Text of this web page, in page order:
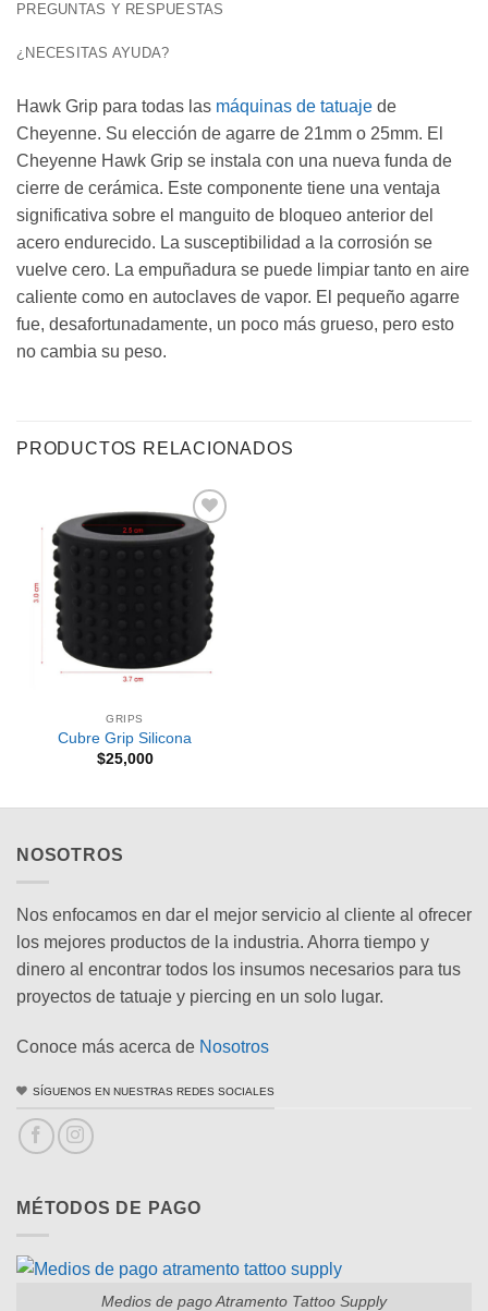
PREGUNTAS Y RESPUESTAS
¿NECESITAS AYUDA?
Hawk Grip para todas las máquinas de tatuaje de
Cheyenne. Su elección de agarre de 21mm o 25mm. El
Cheyenne Hawk Grip se instala con una nueva funda de
cierre de cerámica. Este componente tiene una ventaja
significativa sobre el manguito de bloqueo anterior del
acero endurecido. La susceptibilidad a la corrosión se
vuelve cero. La empuñadura se puede limpiar tanto en aire
caliente como en autoclaves de vapor. El pequeño agarre
fue, desafortunadamente, un poco más grueso, pero esto
no cambia su peso.
PRODUCTOS RELACIONADOS
Añadir
a la
lista de
deseos
GRIPS
Cubre Grip Silicona
$25,000
NOSOTROS
Nos enfocamos en dar el mejor servicio al cliente al ofrecer
los mejores productos de la industria. Ahorra tiempo y
dinero al encontrar todos los insumos necesarios para tus
proyectos de tatuaje y piercing en un solo lugar.
Conoce más acerca de Nosotros
SÍGUENOS EN NUESTRAS REDES SOCIALES
MÉTODOS DE PAGO
Medios de pago Atramento Tattoo Supply